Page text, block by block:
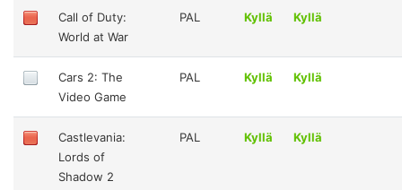
Call of Duty:
World at War
PAL Kyllä Kyllä
Cars 2: The
Video Game
PAL Kyllä Kyllä
Castlevania:
Lords of
Shadow 2
PAL Kyllä Kyllä